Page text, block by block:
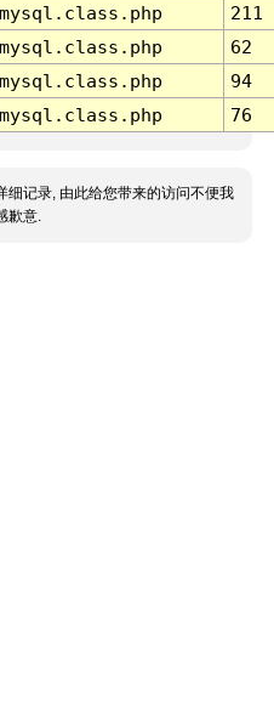
211
62
94
76
细记录, 由此给您带来的访问不便我
歉意.